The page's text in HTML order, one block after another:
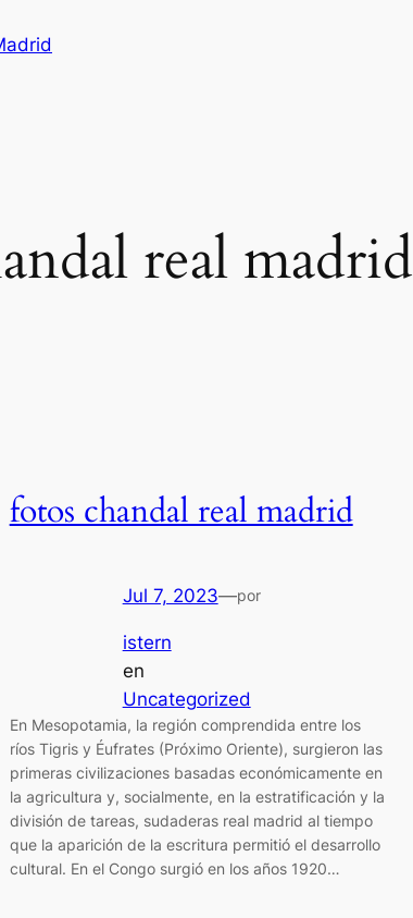
real madrid
fotos chandal real madrid
Jul 7, 2023—por
istern
en
Uncategorized
En Mesopotamia, la región comprendida entre los
ríos Tigris y Éufrates (Próximo Oriente), surgieron las
primeras civilizaciones basadas económicamente en
la agricultura y, socialmente, en la estratificación y la
división de tareas, sudaderas real madrid al tiempo
que la aparición de la escritura permitió el desarrollo
cultural. En el Congo surgió en los años 1920…